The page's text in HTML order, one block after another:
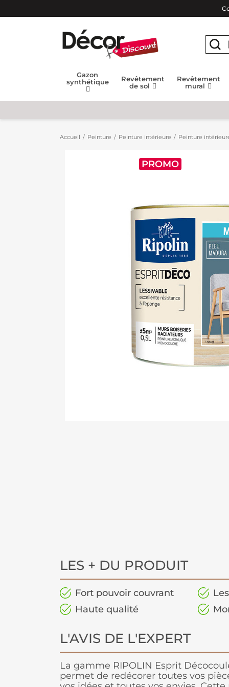
Gazon
synthétique
Revêtement
de sol
Revêtement
mural
Accueil Peinture Peinture intérieure Peinture
PROMO
LES + DU PRODUIT
Fort pouvoir couvrant
Haute qualité
L'AVIS DE L'EXPERT
La gamme RIPOLIN Esprit
permet de redécorer toutes vos